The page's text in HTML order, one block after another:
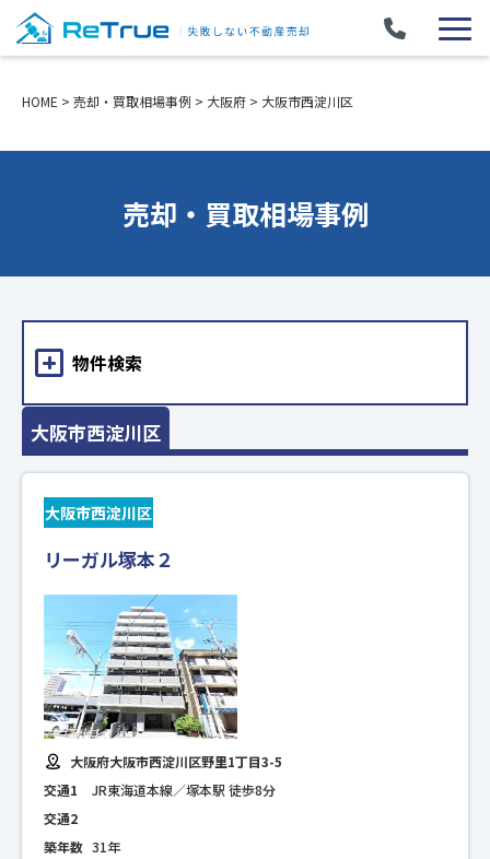
HOME > 売却・買取相場事例 > 大阪府 > 大阪市西淀川区
売却・買取相場事例
大阪市西淀川区
大阪市西淀川区
リーガル塚本２
大阪府大阪市西淀川区野里1丁目3-5
交通1
JR東海道本線／塚本駅 徒歩8分
交通2
築年数 31年
物件検索